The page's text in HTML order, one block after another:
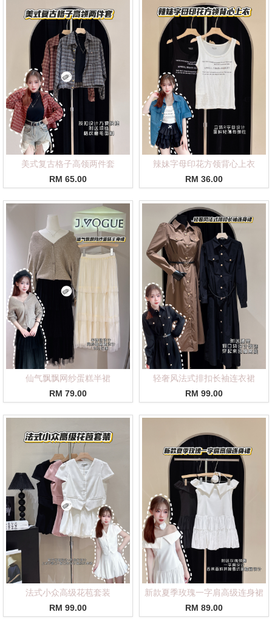
美式复古格子高领两件套
RM 65.00
辣妹字母印花方领背心上衣
RM 36.00
仙气飘飘网纱蛋糕半裙
RM 79.00
轻奢风法式排扣长袖连衣裙
RM 99.00
法式小众高级花苞套装
RM 99.00
新款夏季玫瑰一字肩高级连身裙
RM 89.00